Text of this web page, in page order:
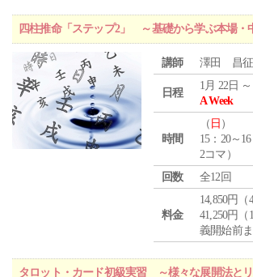
四柱推命「ステップ2」 ～基礎から学ぶ本場・
講師 澤田 昌征
日程
1月 22日
A Week
時間
（ 日 ）
15：20～
2コマ）
回数
全12回
料金
14,850円
41,250円
義開始前ま
タロット・カード初級実習 ～様々な展開法と